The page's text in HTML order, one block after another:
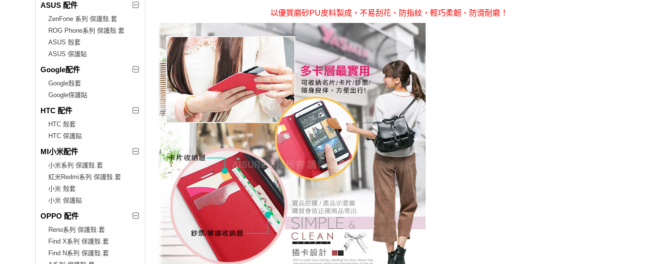
ASUS 配件
ZenFone 系列 保護殼.套
ROG Phone系列 保護殼.套
ASUS 殼套
ASUS 保護貼
Google配件
Google殼套
Google保護貼
HTC 配件
HTC 殼套
HTC 保護貼
MI小米配件
小米系列 保護殼.套
紅米Redmi系列 保護殼.套
小米 殼套
小米 保護貼
OPPO 配件
Reno系列 保護殼.套
Find X系列 保護殼.套
Find N系列 保護殼.套
以優質磨砂PU皮料製成，不易刮花、防指紋，輕巧柔韌、防滑耐磨！